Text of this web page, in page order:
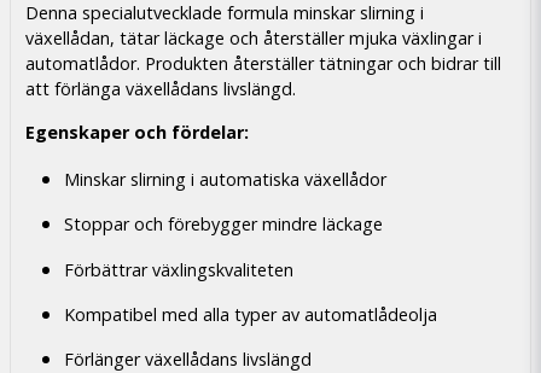
Denna specialutvecklade formula minskar slirning i
växellådan, tätar läckage och återställer mjuka växlingar i
automatlådor. Produkten återställer tätningar och bidrar till
att förlänga växellådans livslängd.
Egenskaper och fördelar:
Minskar slirning i automatiska växellådor
Stoppar och förebygger mindre läckage
Förbättrar växlingskvaliteten
Kompatibel med alla typer av automatlådeolja
Förlänger växellådans livslängd